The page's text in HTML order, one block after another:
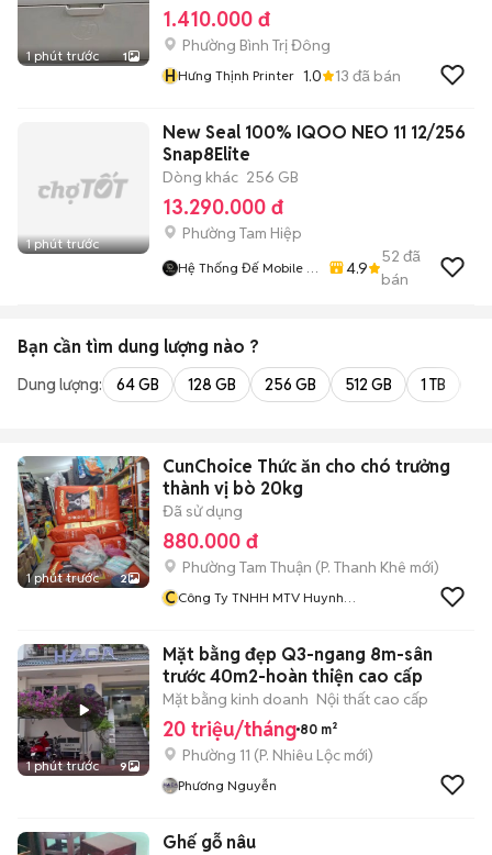
1 phút trước 1
1.410.000 đ
Phường Bình Trị Đông
HHưng Thịnh Printer 1.0 13 đã bán
1 phút trước
New Seal 100% IQOO NEO 11 12/256
Snap8Elite
Dòng khác 256 GB
13.290.000 đ
Phường Tam Hiệp
Hệ Thống Đế Mobile -
4.9
52 đã
bán
Bạn cần tìm dung lượng nào ?
Dung lượng: 64 GB 128 GB 256 GB 512 GB 1 TB
1 phút trước 2
CunChoice Thức ăn cho chó trưởng
thành vị bò 20kg
Đã sử dụng
880.000 đ
Phường Tam Thuận (P. Thanh Khê mới)
CCông Ty TNHH MTV Huynh
1 phút trước 9
Mặt bằng đẹp Q3-ngang 8m-sân
trước 40m2-hoàn thiện cao cấp
Mặt bằng kinh doanh Nội thất cao cấp
20 triệu/tháng 80 m²
Phường 11 (P. Nhiêu Lộc mới)
Phương Nguyễn
Ghế gỗ nâu